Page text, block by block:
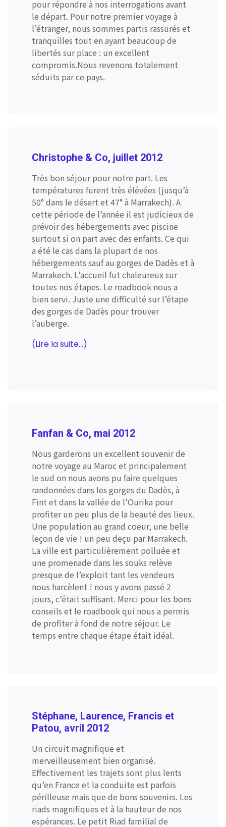
pour répondre à nos interrogations avant
le départ. Pour notre premier voyage à
l’étranger, nous sommes partis rassurés et
tranquilles tout en ayant beaucoup de
libertés sur place : un excellent
compromis.Nous revenons totalement
séduits par ce pays.
Christophe & Co, juillet 2012
Très bon séjour pour notre part. Les
températures furent très élévées (jusqu’à
50° dans le désert et 47° à Marrakech). A
cette période de l’année il est judicieux de
prévoir des hébergements avec piscine
surtout si on part avec des enfants. Ce qui
a été le cas dans la plupart de nos
hébergements sauf au gorges de Dadès et à
Marrakech. L’accueil fut chaleureux sur
toutes nos étapes. Le roadbook nous a
bien servi. Juste une difficulté sur l’étape
des gorges de Dadès pour trouver
l’auberge.
(Lire la suite...)
Fanfan & Co, mai 2012
Nous garderons un excellent souvenir de
notre voyage au Maroc et principalement
le sud on nous avons pu faire quelques
randonnées dans les gorges du Dadès, à
Fint et dans la vallée de l’Ourika pour
profiter un peu plus de la beauté des lieux.
Une population au grand coeur, une belle
leçon de vie ! un peu deçu par Marrakech.
La ville est particulièrement polluée et
une promenade dans les souks relève
presque de l’exploit tant les vendeurs
nous harcèlent ! nous y avons passé 2
jours, c’était suffisant. Merci pour les bons
conseils et le roadbook qui nous a permis
de profiter à fond de notre séjour. Le
temps entre chaque étape était idéal.
Stéphane, Laurence, Francis et
Patou, avril 2012
Un circuit magnifique et
merveilleusement bien organisé.
Effectivement les trajets sont plus lents
qu’en France et la conduite est parfois
périlleuse mais que de bons souvenirs. Les
riads magnifiques et à la hauteur de nos
espérances. Le petit Riad familial de